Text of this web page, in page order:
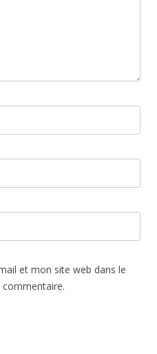
et mon site web dans le